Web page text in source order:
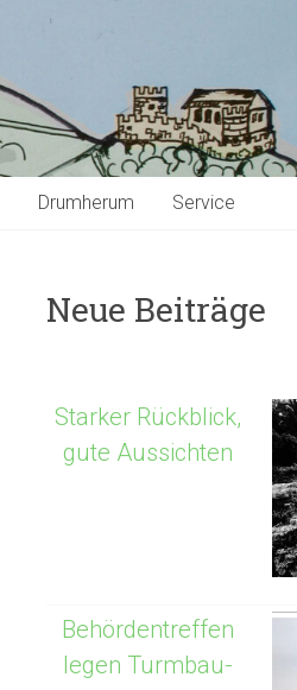
Drumherum Service
Neue Beiträge
Starker Rückblick,
gute Aussichten
Behördentreffen
legen Turmbau-